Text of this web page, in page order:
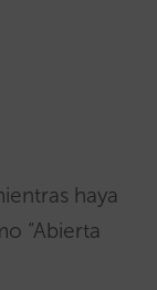
haya
“Abierta